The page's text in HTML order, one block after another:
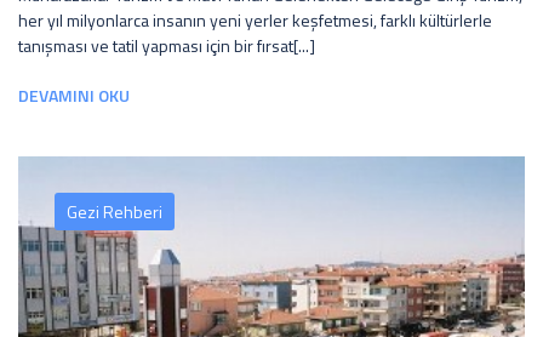
her yıl milyonlarca insanın yeni yerler keşfetmesi, farklı kültürlerle
tanışması ve tatil yapması için bir fırsat[...]
DEVAMINI OKU
Gezi Rehberi